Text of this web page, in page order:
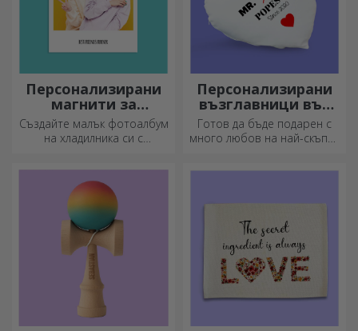
Персонализирани
магнити за
хладилник
Създайте малък фотоалбум
на хладилника си с
Персонализирани
възглавници във
формата на сърце
Готов да бъде подарен с
много любов на най-скъпия